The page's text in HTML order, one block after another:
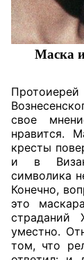
Маска
свое
нравится.
кресты
и в
символика
Конечно,
это
уместно.
том, что